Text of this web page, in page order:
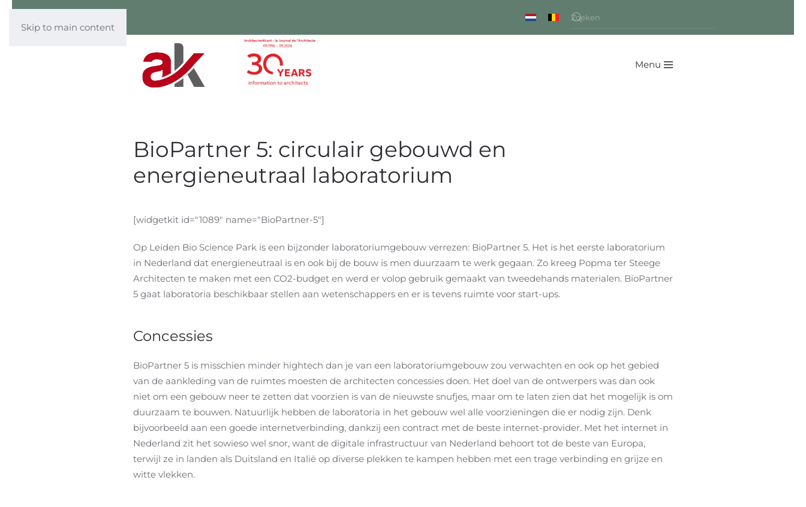
Skip to main content
Menu
BioPartner 5: circulair gebouwd en
energieneutraal laboratorium
[widgetkit id="1089" name="BioPartner-5"]
Op Leiden Bio Science Park is een bijzonder laboratoriumgebouw verrezen: BioPartner 5. Het is het eerste laboratorium
in Nederland dat energieneutraal is en ook bij de bouw is men duurzaam te werk gegaan. Zo kreeg Popma ter Steege
Architecten te maken met een CO2-budget en werd er volop gebruik gemaakt van tweedehands materialen. BioPartner
5 gaat laboratoria beschikbaar stellen aan wetenschappers en er is tevens ruimte voor start-ups.
Concessies
BioPartner 5 is misschien minder hightech dan je van een laboratoriumgebouw zou verwachten en ook op het gebied
van de aankleding van de ruimtes moesten de architecten concessies doen. Het doel van de ontwerpers was dan ook
niet om een gebouw neer te zetten dat voorzien is van de nieuwste snufjes, maar om te laten zien dat het mogelijk is om
duurzaam te bouwen. Natuurlijk hebben de laboratoria in het gebouw wel alle voorzieningen die er nodig zijn. Denk
bijvoorbeeld aan een goede internetverbinding, dankzij een contract met de beste internet-provider. Met het internet in
Nederland zit het sowieso wel snor, want de digitale infrastructuur van Nederland behoort tot de beste van Europa,
terwijl ze in landen als Duitsland en Italië op diverse plekken te kampen hebben met een trage verbinding en grijze en
witte vlekken.